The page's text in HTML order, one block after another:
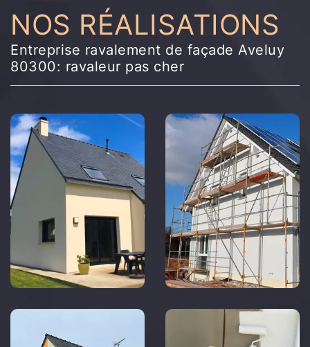
NOS RÉALISATIONS
Entreprise ravalement de façade Aveluy
80300: ravaleur pas cher